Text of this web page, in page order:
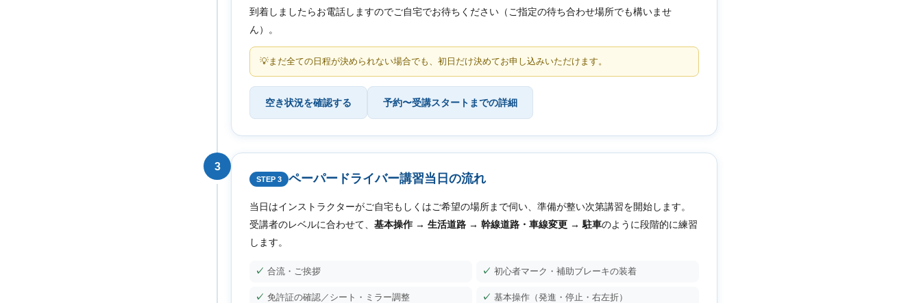
到着しましたらお電話しますのでご自宅でお待ちください（ご指定の待ち合わせ場所でも構いませ
ん）。
まだ全ての日程が決められない場合でも、初日だけ決めてお申し込みいただけます。
空き状況を確認する 予約〜受講スタートまでの詳細
3
STEP 3 ペーパードライバー講習当日の流れ
当日はインストラクターがご自宅もしくはご希望の場所まで伺い、準備が整い次第講習を開始します。
受講者のレベルに合わせて、 基本操作 → 生活道路 → 幹線道路・車線変更 → 駐車のように段階的に練習
します。
合流・ご挨拶 初心者マーク・補助ブレーキの装着
免許証の確認／シート・ミラー調整 基本操作（発進・停止・右左折）